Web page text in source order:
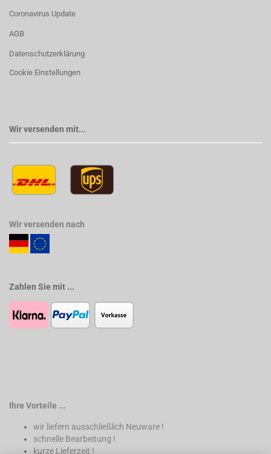
Coronavirus Update
AGB
Datenschutzerklärung
Cookie Einstellungen
Wir versenden mit...
Wir versenden nach
Zahlen Sie mit ...
Ihre Vorteile ...
wir liefern ausschließlich Neuware !
schnelle Bearbeitung !
kurze Lieferzeit !